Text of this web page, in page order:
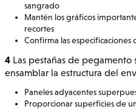
sangrado
Mantén los gráficos
recortes
Confirma las
4 Las pestañas de pegamento
ensamblar la estructura del
Paneles adyacentes
Proporcionar superficies de